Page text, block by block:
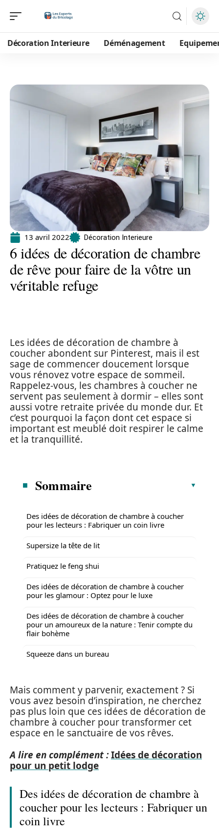
Décoration Interieure Déménagement
13 avril 2022 Décoration Interieure
6 idées de décoration de chambre
de rêve pour faire de la vôtre un
véritable refuge
Les idées de décoration de chambre à
coucher abondent sur Pinterest, mais il est
sage de commencer doucement lorsque
vous rénovez votre espace de sommeil.
Rappelez-vous, les chambres à coucher ne
servent pas seulement à dormir – elles sont
aussi votre retraite privée du monde dur. Et
c’est pourquoi la façon dont cet espace si
important est meublé doit respirer le calme
et la tranquillité.
Sommaire
Des idées de décoration de chambre à coucher
pour les lecteurs : Fabriquer un coin livre
Supersize la tête de lit
Pratiquez le feng shui
Des idées de décoration de chambre à coucher
pour les glamour : Optez pour le luxe
Des idées de décoration de chambre à coucher
pour un amoureux de la nature : Tenir compte du
flair bohème
Squeeze dans un bureau
Mais comment y parvenir, exactement ? Si
vous avez besoin d’inspiration, ne cherchez
pas plus loin que ces idées de décoration de
chambre à coucher pour transformer cet
espace en le sanctuaire de vos rêves.
A lire en complément :Idées de décoration
pour un petit lodge
Des idées de décoration de chambre à
coucher pour les lecteurs : Fabriquer un
coin livre